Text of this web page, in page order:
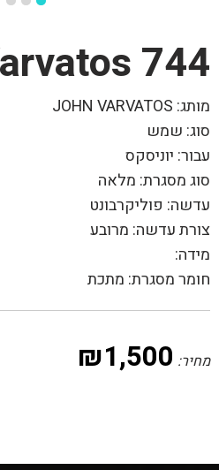
744 John Varvatos
מותג: JOHN VARVATOS
סוג: שמש
עבור: יוניסקס
סוג מסגרת: מלאה
עדשה: פוליקרבונט
צורת עדשה: מרובע
מידה:
חומר מסגרת: מתכת
מחיר: ₪1,500